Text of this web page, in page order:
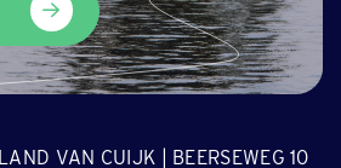
VAN CUIJK | BEERSEWEG 10